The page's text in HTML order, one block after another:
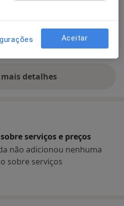
Transtornos Fóbicos
Traumático
detalhes
sobre a experiência
serviços e preços
não adicionou nenhuma
sobre serviços
Aceitar